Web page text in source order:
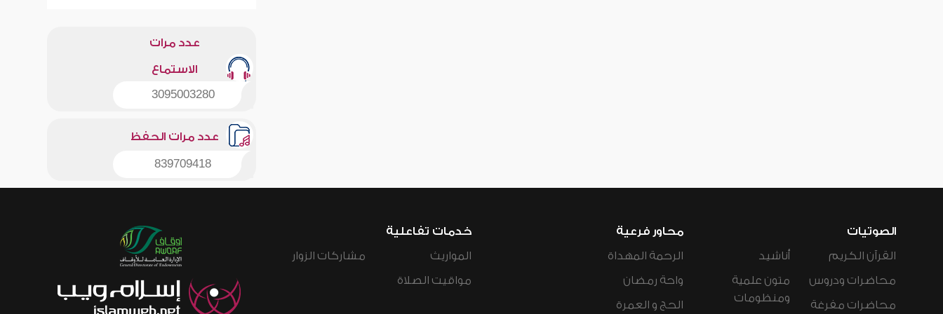
عدد مرات
الاستماع
3095003280
عدد مرات الحفظ
839709418
الصوتيات
القرآن الكريم
محاضرات ودروس
محاضرات مفرغة
أناشيد
متون علمية
ومنظومات
محاور فرعية
الرحمة المهداة
واحة رمضان
الحج و العمرة
خدمات تفاعلية
المواريث
مواقيت الصلاة
مشاركات الزوار